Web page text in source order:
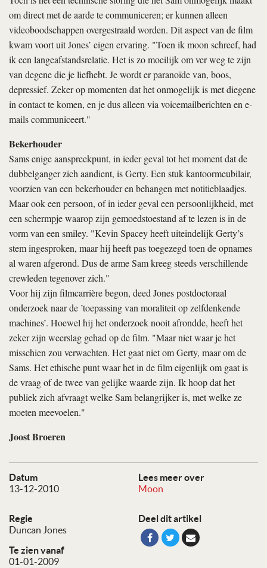
Datum
13-12-2010
Lees meer over
Moon
Regie
Duncan Jones
Te zien vanaf
01-01-2009
Deel dit artikel
om direct met de aarde te communiceren; er kunnen alleen
videoboodschappen overgestraald worden. Dit aspect van de film
kwam voort uit Jones’ eigen ervaring. "Toen ikmoonschreef, had
ik een langeafstandsrelatie. Het is zo moeilijk om ver weg te zijn
van degene die je liefhebt. Je wordt er paranoïde van, boos,
depressief. Zeker op momenten dat het onmogelijk is met diegene
in contact te komen, en je dus alleen via voicemailberichten en e-
mails communiceert."
Bekerhouder
Sams enige aanspreekpunt, in ieder geval tot het moment dat de
dubbelganger zich aandient, is Gerty. Een stuk kantoormeubilair,
voorzien van een bekerhouder en behangen met notitieblaadjes.
Maar ook een persoon, of in ieder geval een persoonlijkheid, met
een schermpje waarop zijn gemoedstoestand af te lezen is in de
vorm van een smiley. "Kevin Spacey heeft uiteindelijk Gerty’s
stem ingesproken, maar hij heeft pas toegezegd toen de opnames
al waren afgerond. Dus de arme Sam kreeg steeds verschillende
crewleden tegenover zich."
Voor hij zijn filmcarrière begon, deed Jones postdoctoraal
onderzoek naar de ’toepassing van moraliteit op zelfdenkende
machines’. Hoewel hij het onderzoek nooit afrondde, heeft het
zeker zijn weerslag gehad op de film. "Maar niet waar je het
misschien zou verwachten. Het gaat niet om Gerty, maar om de
Sams. Het ethische punt waar het in de film eigenlijk om gaat is
de vraag of de twee van gelijke waarde zijn. Ik hoop dat het
publiek zich afvraagt welke Sam belangrijker is, met welke ze
moeten meevoelen."
Joost Broeren